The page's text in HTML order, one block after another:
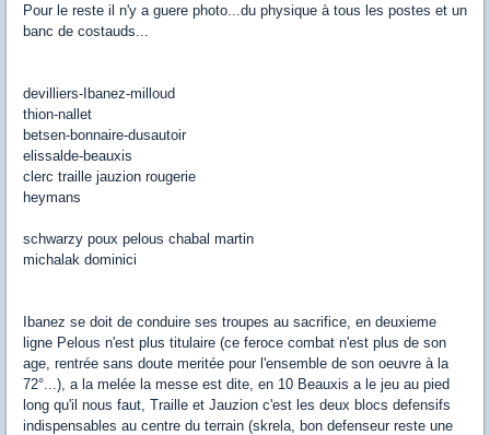
Pour le reste il n'y a guere photo...du physique à tous les postes et un
banc de costauds...
devilliers-Ibanez-milloud
thion-nallet
betsen-bonnaire-dusautoir
elissalde-beauxis
clerc traille jauzion rougerie
heymans
schwarzy poux pelous chabal martin
michalak dominici
Ibanez se doit de conduire ses troupes au sacrifice, en deuxieme
ligne Pelous n'est plus titulaire (ce feroce combat n'est plus de son
age, rentrée sans doute meritée pour l'ensemble de son oeuvre à la
72°...), a la melée la messe est dite, en 10 Beauxis a le jeu au pied
long qu'il nous faut, Traille et Jauzion c'est les deux blocs defensifs
indispensables au centre du terrain (skrela, bon defenseur reste une